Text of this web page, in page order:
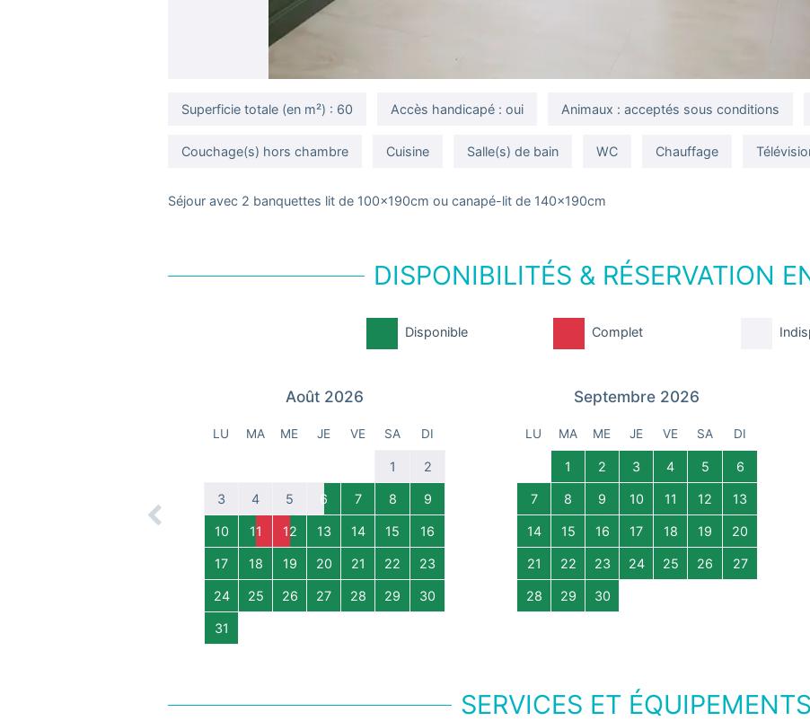
Superficie totale (en m²) : 60 Accès handicapé : oui Animaux : acceptés sous conditions
Couchage(s) hors chambre Cuisine Salle(s) de bain WC Chauffage
Séjour avec 2 banquettes lit de 100x190cm ou canapé-lit de 140x190cm
DISPONIBILITÉS & RÉSERVATION
Disponible Complet
Previous
Août 2026
LU MA ME JE VE SA DI
1 2
3 4 5 6 7 8 9
10 11 12 13 14 15 16
17 18 19 20 21 22 23
24 25 26 27 28 29 30
31
Septembre 2026
LU MA ME JE VE SA DI
1 2 3 4 5 6
7 8 9 10 11 12 13
14 15 16 17 18 19 20
21 22 23 24 25 26 27
28 29 30
SERVICES ET ÉQUIPEMENTS